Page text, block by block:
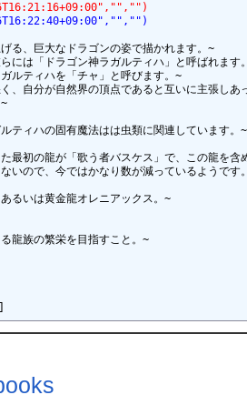
る、巨大なドラゴンの姿で描かれます。~
には「ドラゴン神ラガルティハ」と呼ばれます
ルティハを「チャ」と呼びます。~
、自分が自然界の頂点であると互いに主張しあ
ティハの固有魔法はは虫類に関連しています。~
最初の龍が「歌う者バスケス」で、この龍を
いので、今ではかなり数が減っているようです
るいは黄金龍オレニアックス。~